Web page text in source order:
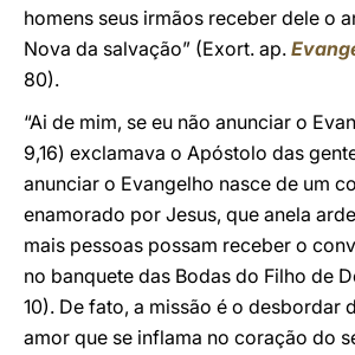
homens seus irmãos receber dele o
Nova da salvação” (Exort. ap.
80).
“Ai de mim, se eu não anunciar o
9,16) exclamava o Apóstolo das
anunciar o Evangelho nasce de um
enamorado por Jesus, que anela
mais pessoas possam receber o
no banquete das Bodas do Filho de
10). De fato, a missão é o desbordar
amor que se inflama no coração do